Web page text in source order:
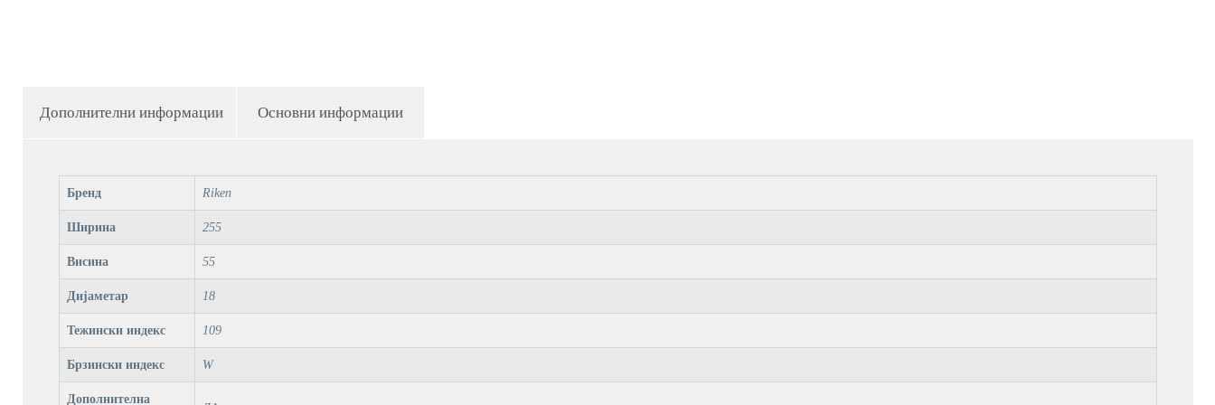
Дополнителни информации Основни информации
Бренд Riken
Ширина 255
Висина 55
Дијаметар 18
Тежински индекс 109
Брзински индекс W
Дополнителна